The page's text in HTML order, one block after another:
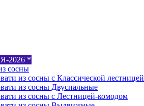
2026 *
сосны
из сосны с Классической лестницей
из сосны Двуспальные
из сосны с Лестницей-комодом